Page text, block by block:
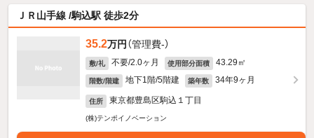
ＪＲ山手線 /駒込駅 徒歩2分
35.2万円 （管理費-）
敷/礼 不要/2.0ヶ月 使用部分面積 43.29㎡
階数/階建 地下1階/5階建 築年数 34年9ヶ月
住所 東京都豊島区駒込１丁目
(株)テンポイノベーション